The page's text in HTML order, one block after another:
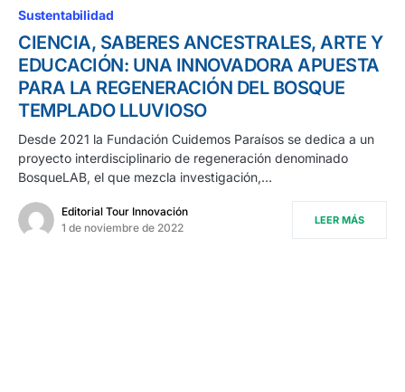
Sustentabilidad
CIENCIA, SABERES ANCESTRALES, ARTE Y
EDUCACIÓN: UNA INNOVADORA APUESTA
PARA LA REGENERACIÓN DEL BOSQUE
TEMPLADO LLUVIOSO
Desde 2021 la Fundación Cuidemos Paraísos se dedica a un
proyecto interdisciplinario de regeneración denominado
BosqueLAB, el que mezcla investigación,…
Editorial Tour Innovación
1 de noviembre de 2022
LEER MÁS